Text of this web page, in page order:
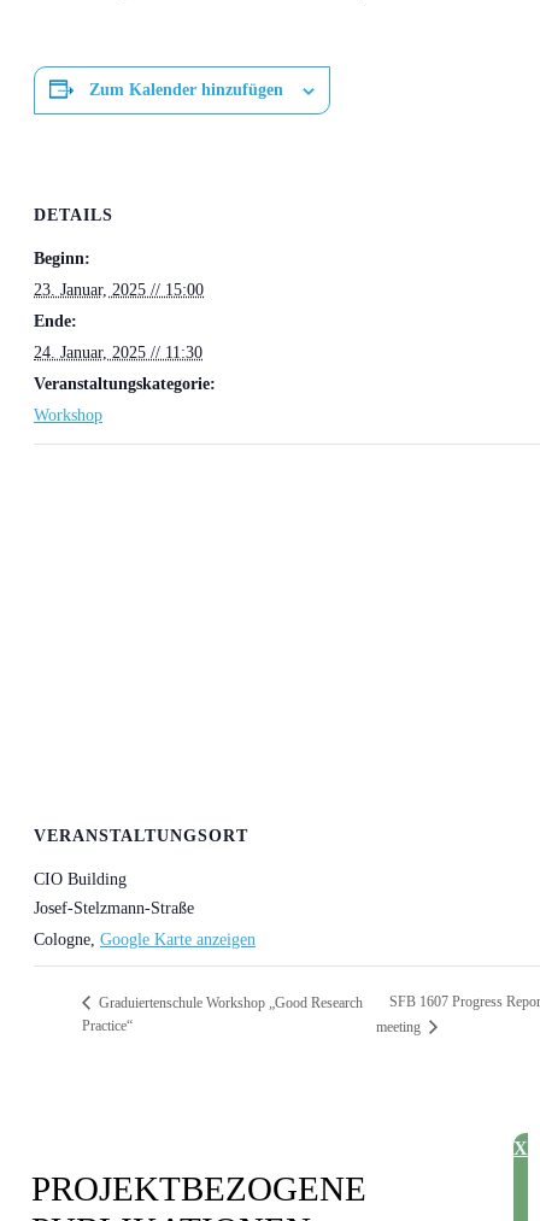
Zum Kalender hinzufügen
DETAILS
Beginn:
23. Januar, 2025 // 15:00
Ende:
24. Januar, 2025 // 11:30
Veranstaltungskategorie:
Workshop
VERANSTALTUNGSORT
CIO Building
Josef-Stelzmann-Straße
Cologne Google Karte anzeigen
Graduiertenschule Workshop „Good Research
Practice“
SFB 1607 Progress
meeting
PROJEKT­BEZOGENE
X